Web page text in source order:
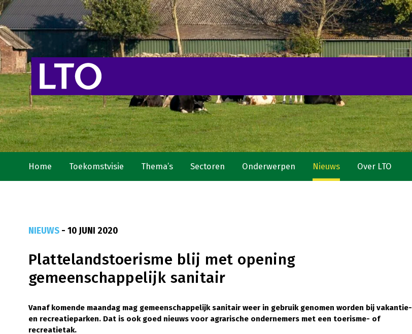
Home Toekomstvisie Thema’s Sectoren Onderwerpen Nieuws Over LTO
NIEUWS- 10 JUNI 2020
Plattelandstoerisme blij met opening
gemeenschappelijk sanitair
Vanaf komende maandag mag gemeenschappelijk sanitair weer in gebruik genomen worden bij vakantie-
en recreatieparken. Dat is ook goed nieuws voor agrarische ondernemers met een toerisme- of
recreatietak.